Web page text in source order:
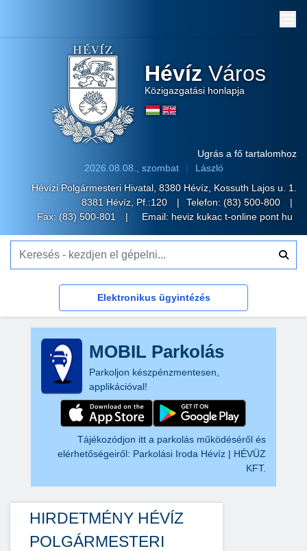
Hévíz Város
Közigazgatási honlapja
Ugrás a fő tartalomhoz
2026.08.08., szombat
László
Hévízi Polgármesteri Hivatal, 8380 Hévíz, Kossuth Lajos u. 1.
8381 Hévíz, Pf.:120
Telefon: (83) 500-800
Fax: (83) 500-801
Email: heviz kukac t-online pont hu
Elektronikus ügyintézés
MOBIL Parkolás
Parkoljon készpénzmentesen,
applikációval!
Tájékozódjon itt a parkolás működéséről és
elérhetőségeiről: Parkolási Iroda Hévíz | HÉVÜZ
KFT.
HIRDETMÉNY HÉVÍZ
POLGÁRMESTERI